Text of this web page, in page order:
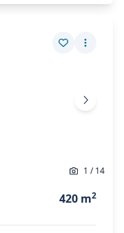
Vista eign
Fleiri
Næsta
1 /14
420 m2